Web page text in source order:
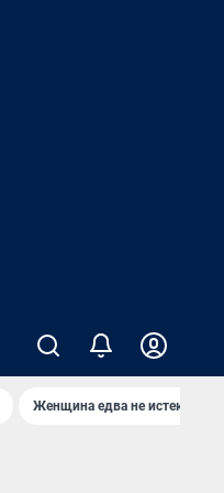
Женщина едва не истекла